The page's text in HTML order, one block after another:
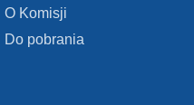
O Komisji
Do pobrania